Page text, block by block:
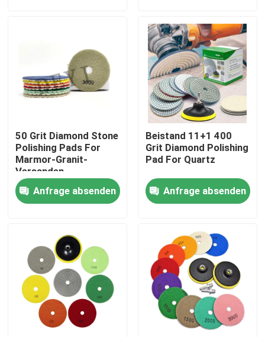
Qualitätskontrolle
Treten Sie mit uns in Verbindung
Fälle
Diamond Saw Tools
Diamond Saw Blade
50 Grit Diamond Stone
Polishing Pads For
Marmor-Granit-
Versanden
Anfrage absenden
Beistand 11+1 400
Grit Diamond Polishing
Pad For Quartz
Anfrage absenden